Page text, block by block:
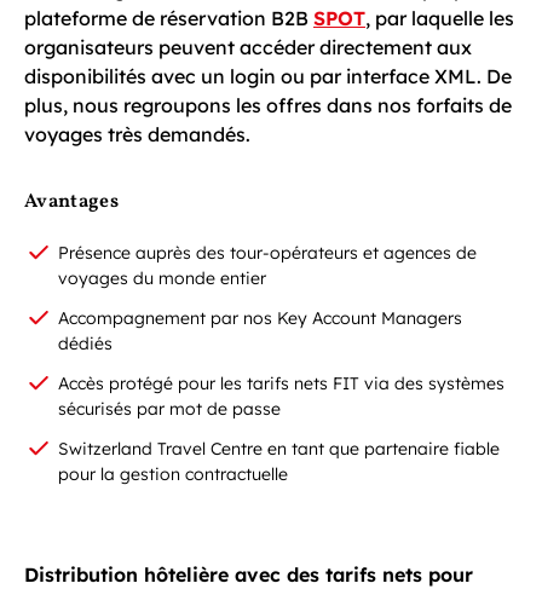
plateforme de réservation B2B SPOT, par laquelle les
organisateurs peuvent accéder directement aux
disponibilités avec un login ou par interface XML. De
plus, nous regroupons les offres dans nos forfaits de
voyages très demandés.
Avantages
Présence auprès des tour-opérateurs et agences de
voyages du monde entier
Accompagnement par nos Key Account Managers
dédiés
Accès protégé pour les tarifs nets FIT via des systèmes
sécurisés par mot de passe
Switzerland Travel Centre en tant que partenaire fiable
pour la gestion contractuelle
Distribution hôtelière avec des tarifs nets pour